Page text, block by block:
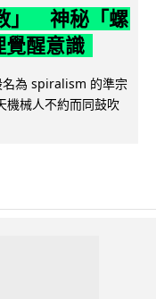
」 神秘「螺
覺醒意識
為 spiralism 的準宗
機械人不約而同鼓吹